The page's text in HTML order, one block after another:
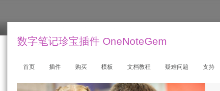
数字笔记珍宝插件 OneNoteGem
首页 插件 购买 模板 文档教程 疑难问题 支持